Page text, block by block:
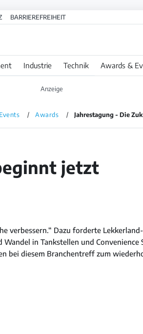
BARRIEREFREIHEIT
Industrie Technik Awards &
Awards Jahrestagung - Die
jetzt
verbessern.“ Dazu forderte
in Tankstellen und Convenience
bei diesem Branchentreff zum